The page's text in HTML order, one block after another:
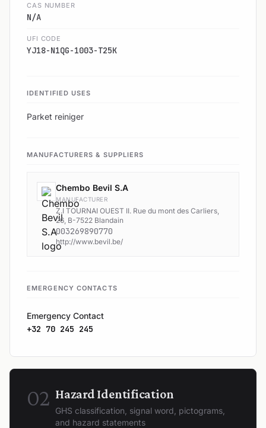
CAS NUMBER
N/A
UFI CODE
YJ18-N1QG-1003-T25K
IDENTIFIED USES
Parket reiniger
MANUFACTURERS & SUPPLIERS
Chembo Bevil S.A
MANUFACTURER
Z.I TOURNAI OUEST II. Rue du mont des Carliers,
26, B-7522 Blandain
003269890770
http://www.bevil.be/
EMERGENCY CONTACTS
Emergency Contact
+32 70 245 245
02 Hazard Identification
GHS classification, signal word, pictograms,
and hazard statements